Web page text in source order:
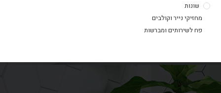
שונות
מחזיקי נייר וקולבים
פח לשירותים ומברשות